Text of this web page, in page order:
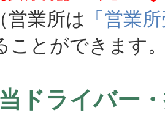
業所は 「営業
ことができます
当ドライバー